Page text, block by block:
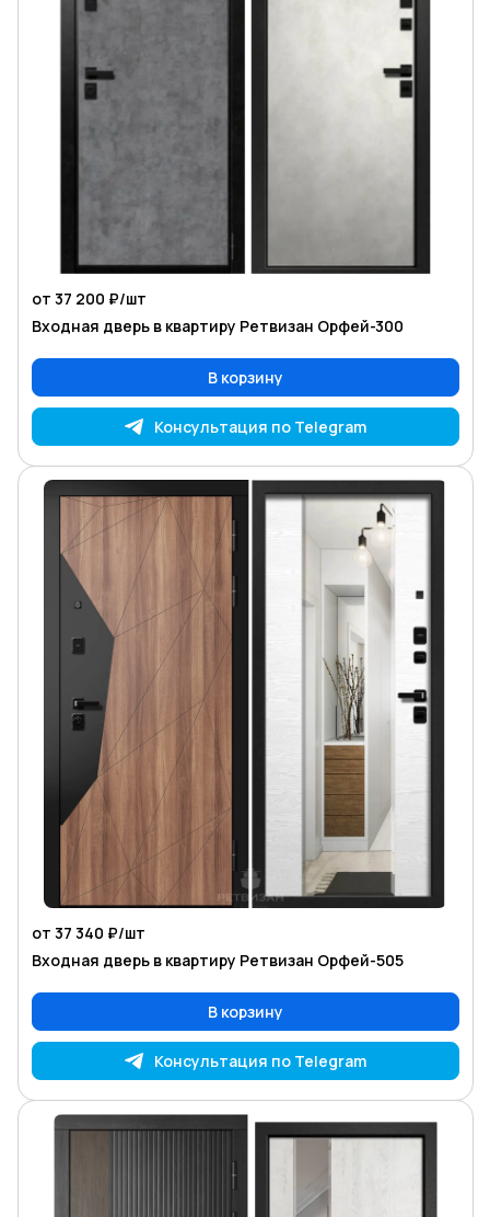
от 37 200 ₽/шт
Входная дверь в квартиру Ретвизан Орфей-300
В корзину
Консультация по Telegram
от 37 340 ₽/шт
Входная дверь в квартиру Ретвизан Орфей-505
В корзину
Консультация по Telegram